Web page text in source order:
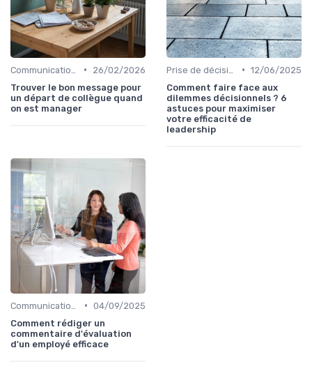
•
26/02/2026
Trouver le bon message pour
un départ de collègue quand
on est manager
• 12/06/2025
Comment faire face aux
dilemmes décisionnels ? 6
astuces pour maximiser
votre efficacité de
leadership
• 04/09/2025
Comment rédiger un
commentaire d'évaluation
d'un employé efficace